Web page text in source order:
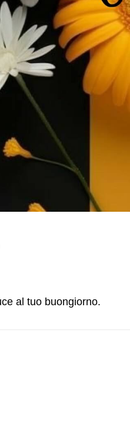
al tuo buongiorno.